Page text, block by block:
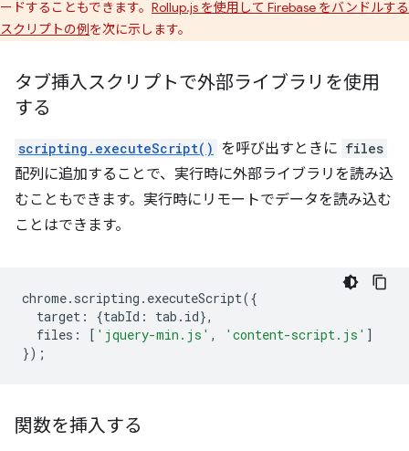
ードすることもできます。 Rollup.js を使用して Firebase をバンドルする
スクリプトの例を次に示します。
タブ挿入スクリプトで外部ライブラリを使用
する
scripting.executeScript() を呼び出すときに files
配列に追加することで、実行時に外部ライブラリを読み込
むこともできます。実行時にリモートでデータを読み込む
ことはできます。
chrome. scripting . executeScript({
target : {tabId : tab . id},
files : [ 'jquery-min.js' , 'content-script.js' ]
});
関数を挿入する